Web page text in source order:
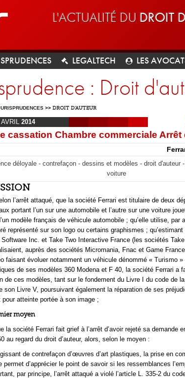
L'ACTUALITÉ DU DROIT
LEGALTECH LES
: Droit
>> DROIT D'AUTEUR
AVRIL 2014
cassation Chambre commerciale Arrêt
déloyale - contrefaçon - dessins et modèles - droit d'auteur
voiture
l’arrêt attaqué, que la société Ferrari est titulaire de deux
portant l’un sur une automobile et l’autre sur une voiture
modèle français de véhicule automobile ; qu’elle utilise,
représenté sur son logo ou certains graphismes ;
Software Inc. et Take Two Interactive France (les sociétés
auprès des sociétés Micromania, Fnac et Game
faisant évoluer notamment un véhicule dénommé « Turismo »
de ses modèles 360 Modena et F 40, la société Ferrari a
de ces modèles, tant sur le fondement du Livre I du code de
son Livre V, poursuivant également la réparation de ses
pour atteinte portée à son image ;
moyen
la société Ferrari fait grief à l’arrêt d’avoir rejeté sa demande
au regard du droit d’auteur, alors, selon le moyen :
de contrefaçon d’œuvres d’art plastiques, la prise en
permet d’apprécier le point de savoir si les ressemblances
par principe, l’arrêt attaqué a violé l’article L. 335-2 du